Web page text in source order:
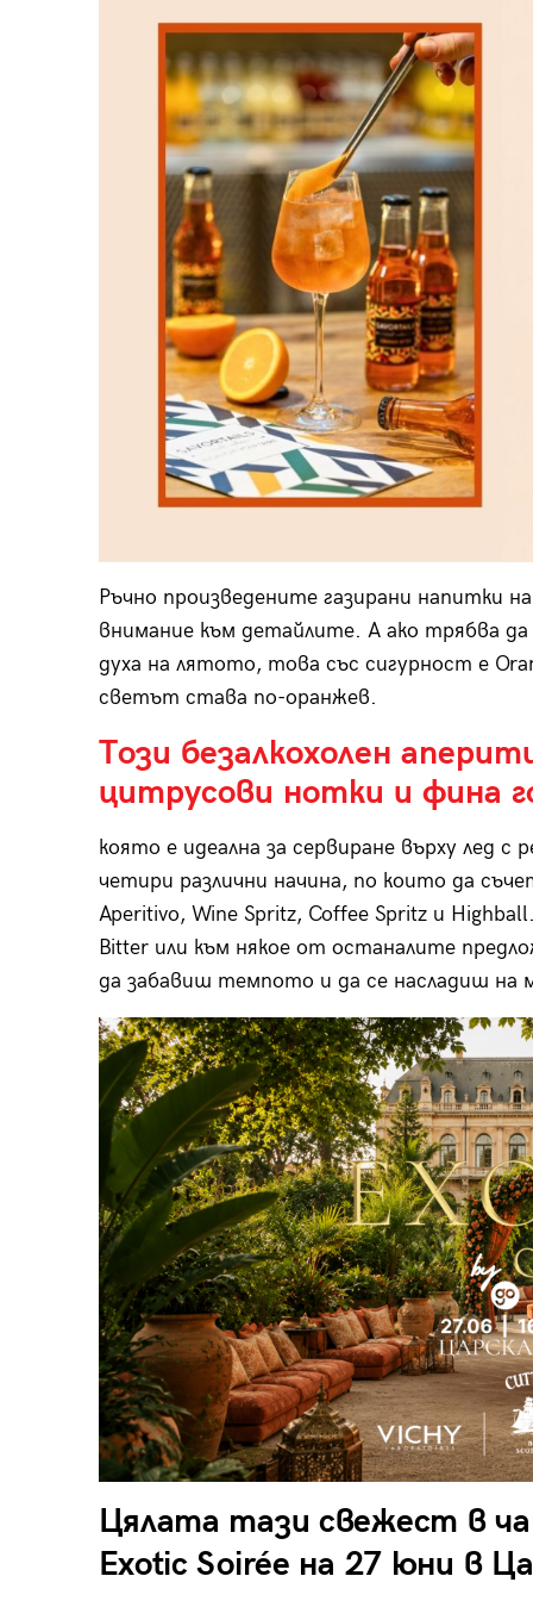
Ръчно произведените газирани напитки
внимание към детайлите. А ако трябва
духа на лятото, това със сигурност е
светът става по-оранжев.
Този безалкохолен
цитрусови нотки и фина
която е идеална за сервиране върху лед с
четири различни начина, по които да
Aperitivo, Wine Spritz, Coffee Spritz и
Bitter или към някое от останалите
да забавиш темпото и да се насладиш на
Цялата тази свежест в
Exotic Soirée на 27 юни в